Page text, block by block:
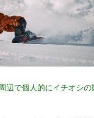
辺で個人的にイチオシ